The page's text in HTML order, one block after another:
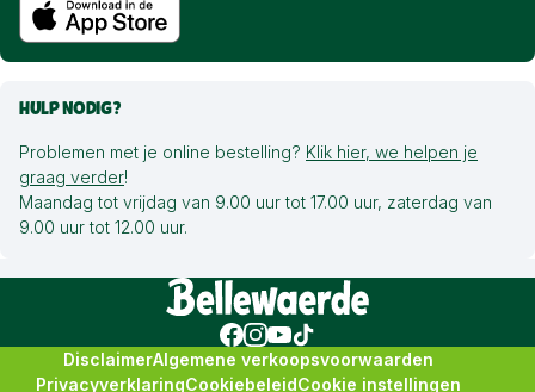
HULP NODIG?
Problemen met je online bestelling? Klik hier, we helpen je
graag verder!
Maandag tot vrijdag van 9.00 uur tot 17.00 uur, zaterdag van
9.00 uur tot 12.00 uur.
DisclaimerAlgemene verkoopsvoorwaarden
PrivacyverklaringCookiebeleidCookie instellingen